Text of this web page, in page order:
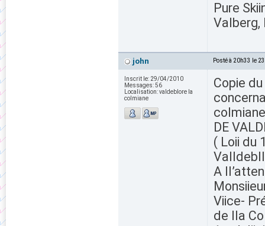
Pure
Valberg,
john Posté à 20h33 le
Inscrit le: 29/04/2010
Messages:56
Localisation:valdeblore la
colmiane
Copie
DE
( Loii du
A
Viice-
de lla